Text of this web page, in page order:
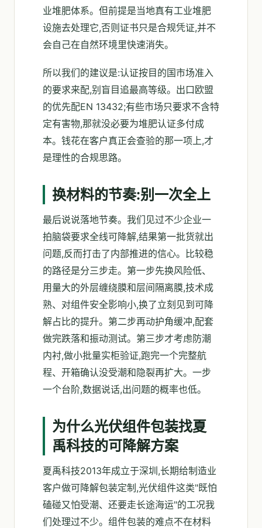
业堆肥体系。但前提是当地真有工业堆肥
设施去处理它,否则证书只是合规凭证,并不
会自己在自然环境里快速消失。
所以我们的建议是:认证按目的国市场准入
的要求来配,别盲目追最高等级。出口欧盟
的优先配EN 13432;有些市场只要求不含特
定有害物,那就没必要为堆肥认证多付成
本。钱花在客户真正会查验的那一项上,才
是理性的合规思路。
换材料的节奏:别一次全上
最后说说落地节奏。我们见过不少企业一
拍脑袋要求全线可降解,结果第一批货就出
问题,反而打击了内部推进的信心。比较稳
的路径是分三步走。第一步先换风险低、
用量大的外层缠绕膜和层间隔离膜,技术成
熟、对组件安全影响小,换了立刻见到可降
解占比的提升。第二步再动护角缓冲,配套
做完跌落和振动测试。第三步才考虑防潮
内衬,做小批量实柜验证,跑完一个完整航
程、开箱确认没受潮和隐裂再扩大。一步
一个台阶,数据说话,出问题的概率也低。
为什么光伏组件包装找夏
禹科技的可降解方案
夏禹科技2013年成立于深圳,长期给制造业
客户做可降解包装定制,光伏组件这类"既怕
磕碰又怕受潮、还要走长途海运"的工况我
们处理过不少。组件包装的难点不在材料